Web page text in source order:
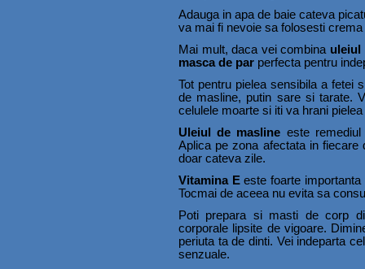
Adauga in apa de baie cateva
va mai fi nevoie sa folosesti
Mai mult, daca vei combina uleiul
masca de par perfecta pentru
Tot pentru pielea sensibila a fetei
de masline, putin sare si tarate.
celulele moarte si iti va hrani
Uleiul de masline este
Aplica pe zona afectata in
doar cateva zile.
Vitamina Eeste foarte importanta
Tocmai de aceea nu evita sa
Poti prepara si masti de corp
corporale lipsite de vigoare.
periuta ta de dinti. Vei indeparta
senzuale.